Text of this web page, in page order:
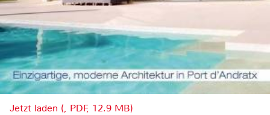
Jetzt laden (, PDF, 12.9 MB)